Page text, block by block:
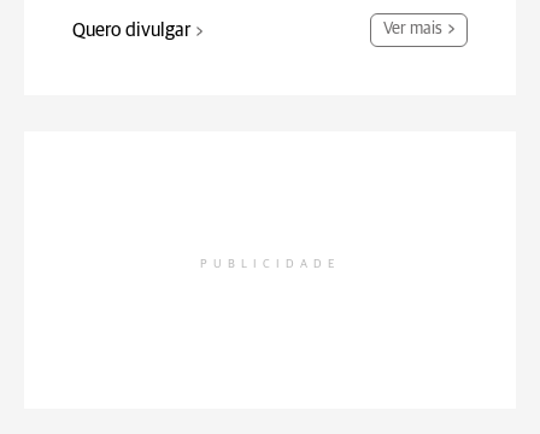
Quero divulgar Ver mais
PUBLICIDADE